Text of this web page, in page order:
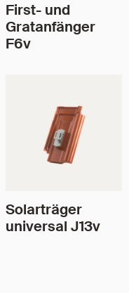
First- und
Gratanfänger
F6v
Solarträger
universal J13v